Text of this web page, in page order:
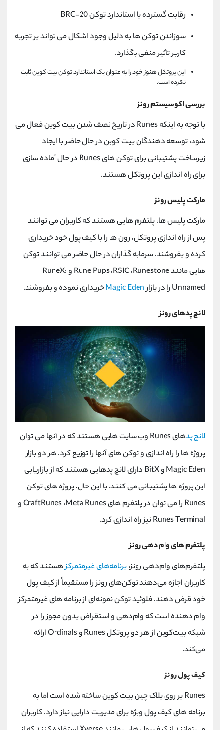
رقابت گسترده با استاندارد توکنBRC-20
سوزاندن توکن ها به دلیل وجود اشکال می تواند بر تجربه
کاربر تأثیر منفی بگذارد.
این پروتکل هنوز خود را به عنوان یک استاندارد توکن بیت کوین ثابت
نکرده است.
بررسی اکوسیستم رونز
با توجه به اینکهRunes در تاریخ نصف شدن بیت کوین فعال می
شود، توسعه دهندگان بیت کوین در حال حاضر با ایجاد
زیرساخت پشتیبانی برای توکن هایRunes در حال آماده سازی
برای راه اندازی این پروتکل هستند.
مارکت پلیس رونز
مارکت پلیس ها، پلتفرم هایی هستند که کاربران می توانند
پس از راه اندازی پروتکل، رون ها را با کیف پول خود خریداری
کرده و بفروشند. سرمایه گذاران در حال حاضر می توانند توکن
هایی مانندRunestone،RSIC،Rune Pups وRuneX:
Unnamed را در بازارMagic Edenخریداری نموده و بفروشند.
لانچ پدهای رونز
لانچ پدهایRunes وب سایت هایی هستند که در آنها می توان
پروژه ها را راه اندازی و توکن های آنها را توزیع کرد. هر دو بازار
Magic Eden وBitX دارای لانچ پدهایی هستند که از بازاریابی
این پروژه ها پشتیبانی می کنند. با این حال، پروژه های توکن
Runes را می توان در پلتفرم هایMeta Runes،CraftRunesو
Runes Terminalنیز راه اندازی کرد.
پلتفرم های وام دهی رونز
پلتفرم‌های وام‌دهی رونز،برنامه‌های غیرمتمرکزهستند که به
کاربران اجازه می‌دهند توکن‌های رونز را مستقیماً از کیف پول
خود قرض دهند. فلوئید توکن نمونه‌ای از برنامه های غیرمتمرکز
وام دهنده است که وام‌دهی و استقراض بدون مجوز را در
شبکه بیت‌کوین از هر دو پروتکلRunes وOrdinalsارائه
می‌کند.
کیف پول رونز
Runesبر روی بلاک چین بیت کوین ساخته شده است اما به
برنامه های کیف پول ویژه برای مدیریت دارایی نیاز دارد. کاربران